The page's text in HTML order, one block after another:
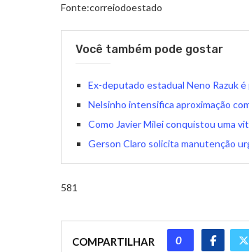
Fonte:correiodoestado
Você também pode gostar
Ex-deputado estadual Neno Razuk
Nelsinho intensifica aproximação
Como Javier Milei conquistou uma
Gerson Claro solicita manutenção
581
COMPARTILHAR 0